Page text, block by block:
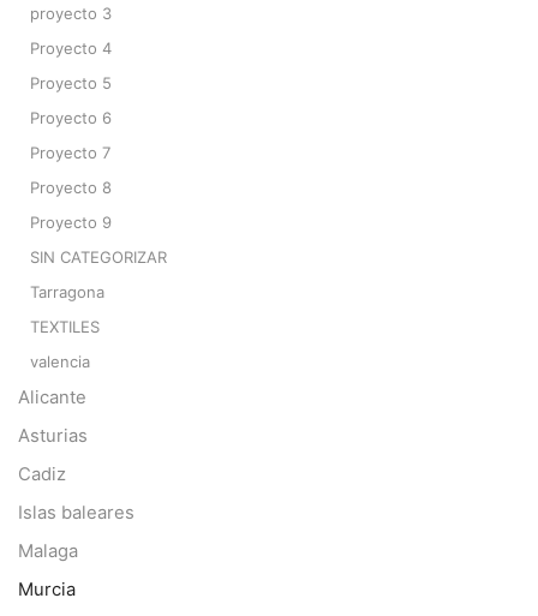
proyecto 3
Proyecto 4
Proyecto 5
Proyecto 6
Proyecto 7
Proyecto 8
Proyecto 9
SIN CATEGORIZAR
Tarragona
TEXTILES
valencia
Alicante
Asturias
Cadiz
Islas baleares
Malaga
Murcia